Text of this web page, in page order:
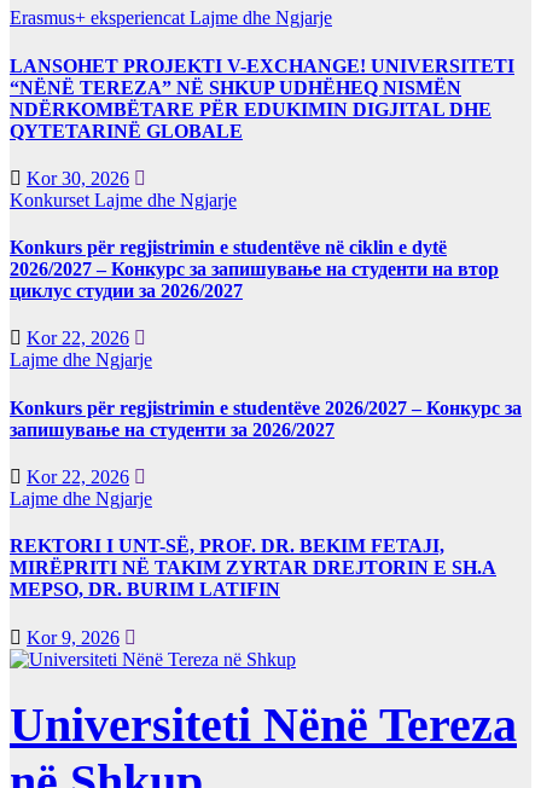
Erasmus+ eksperiencatLajme dhe Ngjarje
LANSOHET PROJEKTI V-EXCHANGE! UNIVERSITETI
“NËNË TEREZA” NË SHKUP UDHËHEQ NISMËN
NDËRKOMBËTARE PËR EDUKIMIN DIGJITAL DHE
QYTETARINË GLOBALE
Kor 30, 2026
Konkurset Lajme dhe Ngjarje
Konkurs për regjistrimin e studentëve në ciklin e dytë
2026/2027 – Конкурс за запишување на студенти на втор
циклус студии за 2026/2027
Kor 22, 2026
Lajme dhe Ngjarje
Konkurs për regjistrimin e studentëve 2026/2027 – Конкурс за
запишување на студенти за 2026/2027
Kor 22, 2026
Lajme dhe Ngjarje
REKTORI I UNT-SË, PROF. DR. BEKIM FETAJI,
MIRËPRITI NË TAKIM ZYRTAR DREJTORIN E SH.A
MEPSO, DR. BURIM LATIFIN
Kor 9, 2026
Universiteti Nënë Tereza